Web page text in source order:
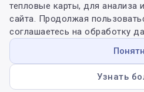
тепловые карты, для анализа
сайта. Продолжая
соглашаетесь на обработку
Узнать